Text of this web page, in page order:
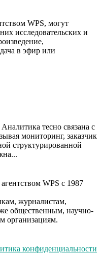
WPS, могут
исследовательских и
в эфир или
тесно связана с
мониторинг, заказчик
структурированной
WPS с 1987
журналистам,
общественным, научно-
организациям.
конфиденциальности